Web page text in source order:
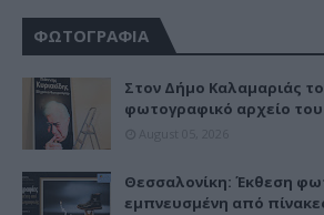
ΦΩΤΟΓΡΑΦΙΑ
Στον Δήμο Καλαμαριάς
φωτογραφικό αρχείο του
Θεσσαλονίκη: Έκθεση
εμπνευσμένη από